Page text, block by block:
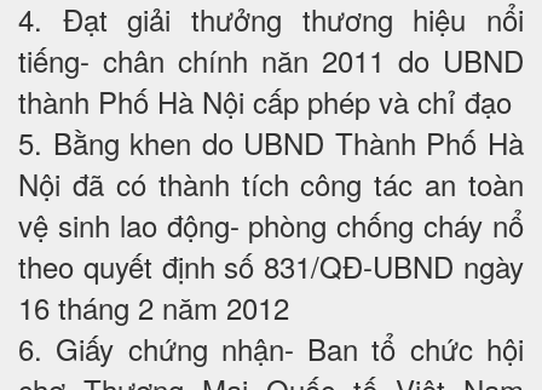
4. Đạt giải thưởng thương hiệu nổi
tiếng- chân chính năn 2011 do UBND
thành Phố Hà Nội cấp phép và chỉ đạo
5. Bằng khen do UBND Thành Phố Hà
Nội đã có thành tích công tác an toàn
vệ sinh lao động- phòng chống cháy nổ
theo quyết định số 831/QĐ-UBND ngày
16 tháng 2 năm 2012
6. Giấy chứng nhận- Ban tổ chức hội